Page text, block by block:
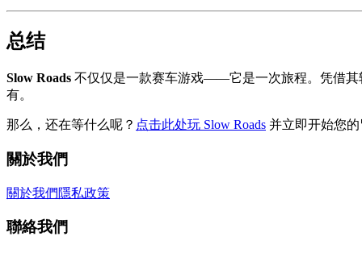
总结
Slow Roads 不仅仅是一款赛车游戏——它是一次旅程。凭借其
有。
那么，还在等什么呢？ 点击此处玩 Slow Roads 并立即开始您
關於我們
關於我們 隱私政策
聯絡我們